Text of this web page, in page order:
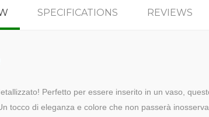
SPECIFICATIONS REVIEWS
Perfetto per essere inserito in un vaso,
tocco di eleganza e colore che non passerà